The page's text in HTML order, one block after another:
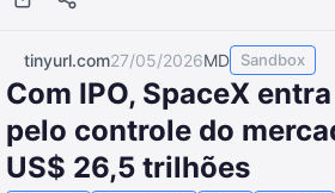
tinyurl.com27/05/2026MD Sandbox
Com IPO, SpaceX
pelo controle do
US$ 26,5 trilhões